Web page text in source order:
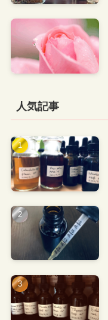
人気記事